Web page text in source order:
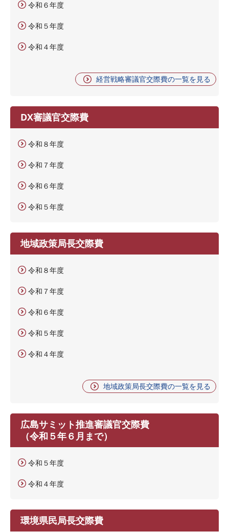
令和６年度
令和５年度
令和４年度
経営戦略審議官交際費の一覧を見る
DX審議官交際費
令和８年度
令和７年度
令和６年度
令和５年度
地域政策局長交際費
令和８年度
令和７年度
令和６年度
令和５年度
令和４年度
地域政策局長交際費の一覧を見る
広島サミット推進審議官交際費
（令和５年６月まで）
令和５年度
令和４年度
環境県民局長交際費